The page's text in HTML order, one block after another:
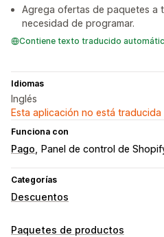
Agrega ofertas de paquetes a
necesidad de programar.
Contiene texto traducido
Idiomas
Inglés
Esta aplicación no está traducida
Funciona con
Pago Panel de control de
Categorías
Descuentos
Tipos de descuentos
Paquetes de productos